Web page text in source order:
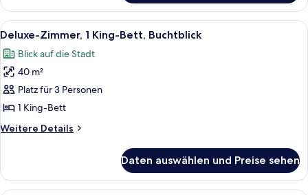
Zimmer,
1 King-
Bett
Alle
Fotos
für
Deluxe-
Zimmer,
1 King-
Bett,
Buchtblick
Ein Hotelzimmer mit einem großen
7
Deluxe-Zimmer, 1 King-Bett, Buchtblick
Blick auf die Stadt
40 m²
Platz für 3 Personen
1 King-Bett
Weitere Details
Weitere
Zimmer,
1 King-
Daten auswählen und Preise sehen